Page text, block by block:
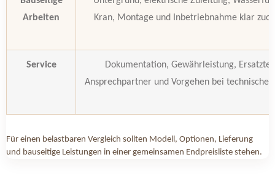
Arbeiten
Kran, Montage und Inbetriebnahme klar
Service
Dokumentation, Gewährleistung,
Ansprechpartner und Vorgehen bei
Für einen belastbaren Vergleich sollten Modell, Optionen, Lieferung
und bauseitige Leistungen in einer gemeinsamen Endpreisliste stehen.